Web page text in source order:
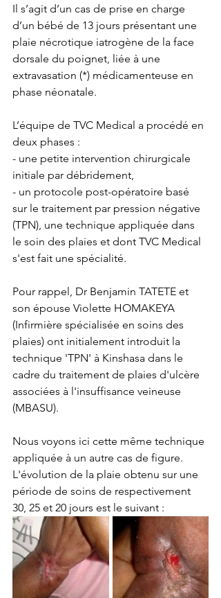
Il s’agit d’un cas de prise en charge
d’un bébé de 13 jours présentant une
plaie nécrotique iatrogène de la face
dorsale du poignet, liée à une
extravasation (*) médicamenteuse en
phase néonatale.
L’équipe de TVC Medical a procédé en
deux phases :
- une petite intervention chirurgicale
initiale par débridement,
- un protocole post-opératoire basé
sur le traitement par pression négative
(TPN), une technique appliquée dans
le soin des plaies et dont TVC Medical
s'est fait une spécialité.
Pour rappel, Dr Benjamin TATETE et
son épouse Violette HOMAKEYA
(Infirmière spécialisée en soins des
plaies) ont initialement introduit la
technique 'TPN' à Kinshasa dans le
cadre du traitement de plaies d'ulcère
associées à l'insuffisance veineuse
(MBASU).
Nous voyons ici cette même technique
appliquée à un autre cas de figure.
L'évolution de la plaie obtenu sur une
période de soins de respectivement
30, 25 et 20 jours est le suivant :